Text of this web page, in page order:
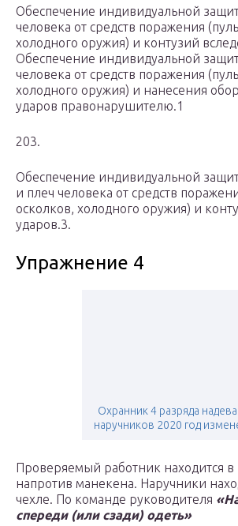
Обеспечение индивидуальной
человека от средств поражения
холодного оружия) и контузий
Обеспечение индивидуальной
человека от средств поражения
холодного оружия) и нанесения
ударов правонарушителю.1
203.
Обеспечение индивидуальной
и плеч человека от средств
осколков, холодного оружия) и
ударов.3.
Упражнение 4
Охранник 4 разряда
наручников 2020 год
Проверяемый работник находится в
напротив манекена. Наручники
чехле. По команде руководителя
спереди (или сзади) одеть»